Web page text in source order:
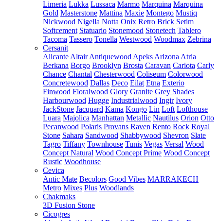
Limeria Lukka Lussaca Marmo Marquina Marquina
Gold Masterstone Mattina Maxie Montego Mustiq
Nickwood Nigella Notta Onix Retro Brick Setim
Softcement Statuario Stonemood Stonetech Tablero
Tacoma Tassero Tonella Westwood Woodmax Zebrina
Cersanit
Alicante Altair Antiquewood Apeks Arizona Atria
Berkana Borgo Brooklyn Brosta Caravan Cariota Carly
Chance Chantal Chesterwood Coliseum Colorwood
Concretewood Dallas Deco Eilat Etna Exterio
Finwood Floralwood Glory Granite Grey Shades
Harbourwood Hugge Industrialwood Ingir Ivory
JackStone Jacquard Kama Kongo Lin Loft Lofthouse
Luara Majolica Manhattan Metallic Nautilus Orion Otto
Pecanwood Polaris Provans Raven Rento Rock Royal
Stone Sahara Sandwood Shabbywood Shevron Slate
Tagro Tiffany Townhouse Tunis Vegas Versal Wood
Concept Natural Wood Concept Prime Wood Concept
Rustic Woodhouse
Cevica
Antic Mate Becolors Good Vibes MARRAKECH
Metro Mixes Plus Woodlands
Chakmaks
3D Fusion Stone
Cicogres